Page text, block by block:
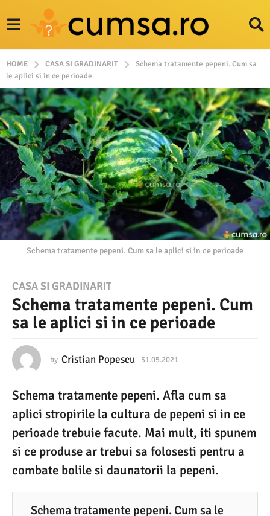
HOME CASA SI GRADINARIT
Schema tratamente pepeni. Cum sa
le aplici si in ce perioade
Schema tratamente pepeni. Cum sa le aplici si in ce perioade
3
1
.
5
2
0
2
1
3
1
CASA SI GRADINARIT
Schema tratamente pepeni. Cum
sa le aplici si in ce perioade
by Cristian Popescu 31.05.2021
0
.
2
0
2
Schema tratamente pepeni. Afla cum sa
aplici stropirile la cultura de pepeni si in ce
perioade trebuie facute. Mai mult, iti spunem
si ce produse ar trebui sa folosesti pentru a
combate bolile si daunatorii la pepeni.
Schema tratamente pepeni. Cum sa le